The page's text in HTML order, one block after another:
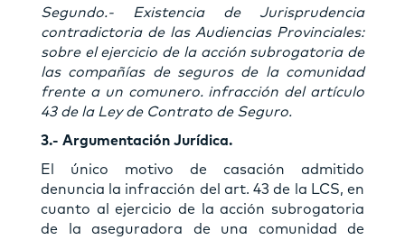
Segundo.- Existencia de Jurisprudencia
contradictoria de las Audiencias Provinciales:
sobre el ejercicio de la acción subrogatoria de
las compañías de seguros de la comunidad
frente a un comunero. infracción del artículo
43 de la Ley de Contrato de Seguro.
3.- Argumentación Jurídica.
El único motivo de casación admitido
denuncia la infracción del art. 43 de la LCS, en
cuanto al ejercicio de la acción subrogatoria
de la aseguradora de una comunidad de